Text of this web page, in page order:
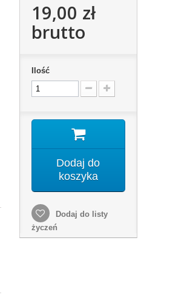
19,00 zł
brutto
Ilość
Dodaj do
koszyka
Dodaj do listy
życzeń